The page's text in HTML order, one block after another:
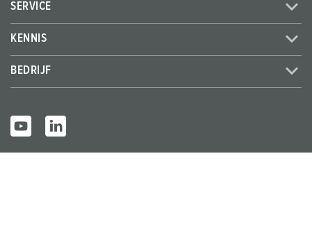
SERVICE
KENNIS
BEDRIJF